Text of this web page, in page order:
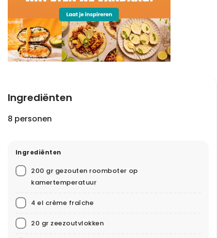
Ingrediënten
8 personen
Ingrediënten
200 gr gezouten roomboter op
kamertemperatuur
4 el crème fraîche
20 gr zeezoutvlokken